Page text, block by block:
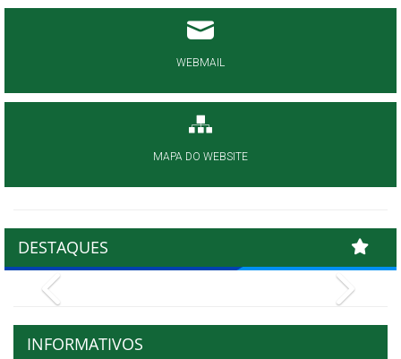
WEBMAIL
MAPA DO WEBSITE
DESTAQUES
INFORMATIVOS